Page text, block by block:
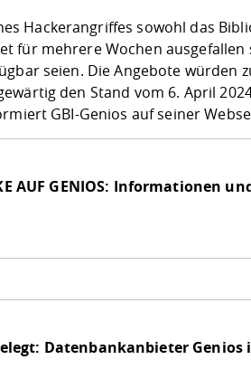
Hackerangriffes sowohl das
für mehrere Wochen
seien. Die Angebote
den Stand vom 6. April
GBI-Genios auf seiner
AUF GENIOS: Informationen
Datenbankanbieter